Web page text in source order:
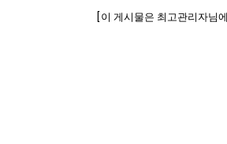
[이 게시물은 최고관리자님